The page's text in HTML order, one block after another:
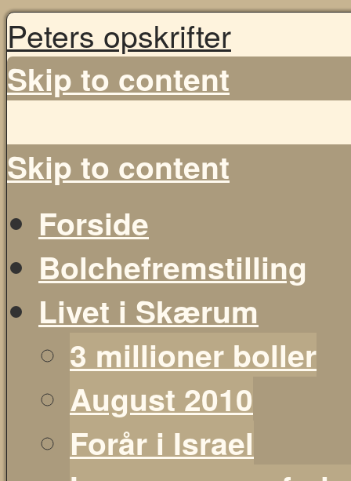
Peters opskrifter
Skip to content
Skip to content
Forside
Bolchefremstilling
Livet i Skærum
3 millioner boller
August 2010
Forår i Israel